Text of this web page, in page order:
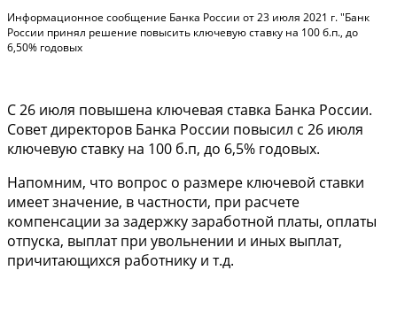
Информационное сообщение Банка России от 23 июля 2021 г. "Банк
России принял решение повысить ключевую ставку на 100 б.п., до
6,50% годовых
С 26 июля повышена ключевая ставка Банка России.
Совет директоров Банка России повысил с 26 июля
ключевую ставку на 100 б.п, до 6,5% годовых.
Напомним, что вопрос о размере ключевой ставки
имеет значение, в частности, при расчете
компенсации за задержку заработной платы, оплаты
отпуска, выплат при увольнении и иных выплат,
причитающихся работнику и т.д.